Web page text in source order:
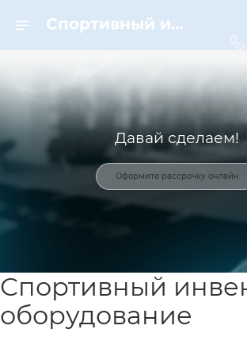
Спортивный инвентарь и оборудование для спорта в Москве | Dynamic-Sport
Давай сделаем!
Оформите рассрочку онлайн
Спортивный
оборудование